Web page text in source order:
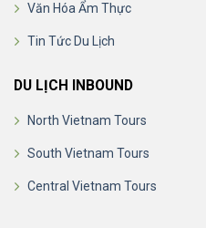
Văn Hóa Ẩm Thực
Tin Tức Du Lịch
DU LỊCH INBOUND
North Vietnam Tours
South Vietnam Tours
Central Vietnam Tours